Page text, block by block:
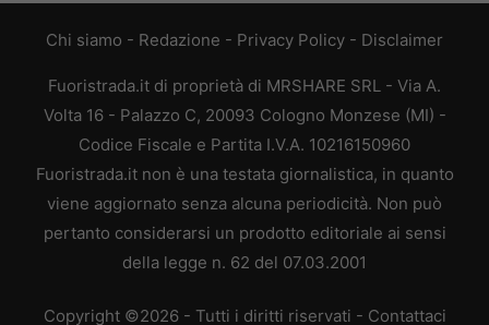
Chi siamo - Redazione - Privacy Policy - Disclaimer
Fuoristrada.it di proprietà di MRSHARE SRL - Via A.
Volta 16 - Palazzo C, 20093 Cologno Monzese (MI) -
Codice Fiscale e Partita I.V.A. 10216150960
Fuoristrada.it non è una testata giornalistica, in quanto
viene aggiornato senza alcuna periodicità. Non può
pertanto considerarsi un prodotto editoriale ai sensi
della legge n. 62 del 07.03.2001
Copyright ©2026 - Tutti i diritti riservati - Contattaci